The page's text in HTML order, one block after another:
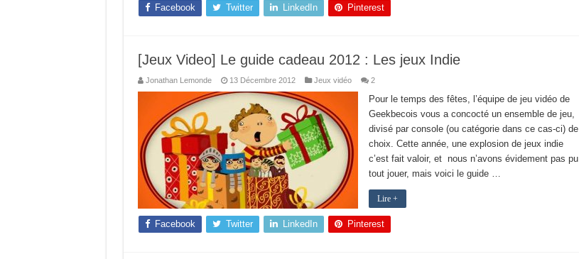
Facebook Twitter LinkedIn Pinterest
[Jeux Video] Le guide cadeau 2012 : Les jeux Indie
Jonathan Lemonde 13 Décembre 2012 Jeux vidéo 2
Pour le temps des fêtes, l’équipe de jeu vidéo de
Geekbecois vous a concocté un ensemble de jeu,
divisé par console (ou catégorie dans ce cas-ci) de
choix. Cette année, une explosion de jeux indie
c’est fait valoir, et nous n’avons évidement pas pu
tout jouer, mais voici le guide …
Lire +
Facebook Twitter LinkedIn Pinterest